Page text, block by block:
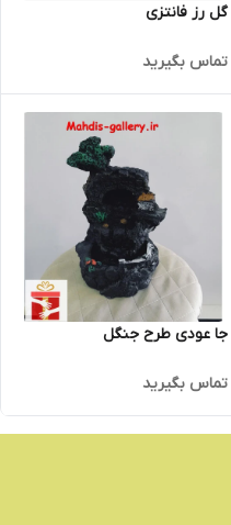
گل رز فانتزی
تماس بگیرید
جا عودی طرح جنگل
تماس بگیرید